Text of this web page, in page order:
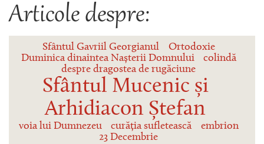
Articole despre:
Sfântul Gavriil Georgianul
Ortodoxie
Duminica dinaintea Nașterii Domnului
colindă
despre dragostea de rugăciune
Sfântul Mucenic și
Arhidiacon Ștefan
voia lui Dumnezeu curăția sufletească
embrion
23 Decembrie